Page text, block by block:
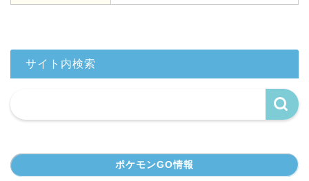
サイト内検索
ポケモンGO情報